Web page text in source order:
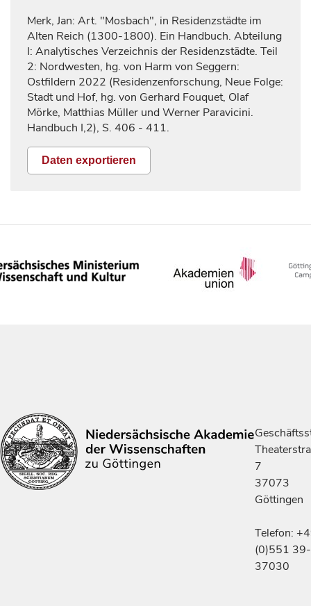
Merk, Jan: Art. "Mosbach", in Residenzstädte im
Alten Reich (1300-1800). Ein Handbuch. Abteilung
I: Analytisches Verzeichnis der Residenzstädte. Teil
2: Nordwesten, hg. von Harm von Seggern:
Ostfildern 2022 (Residenzenforschung, Neue Folge:
Stadt und Hof, hg. von Gerhard Fouquet, Olaf
Mörke, Matthias Müller und Werner Paravicini.
Handbuch I,2), S. 406 - 411.
Daten exportieren
7
37073
Göttingen
Telefon:
(0)551 39-
37030